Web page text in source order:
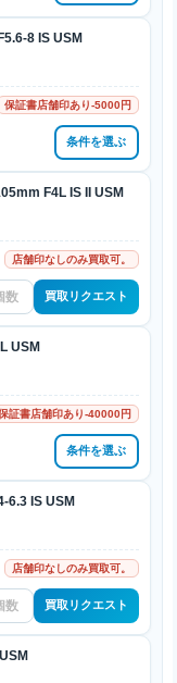
8 IS USM
保証書店舗印あり-5000円
条件を選ぶ
F4L IS II USM
店舗印なしのみ買取可。
買取リクエスト
USM
証書店舗印あり-40000円
条件を選ぶ
6.3 IS USM
店舗印なしのみ買取可。
買取リクエスト